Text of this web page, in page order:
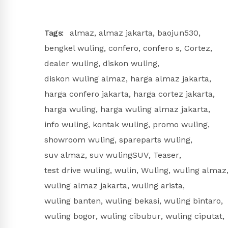
Tags: almaz, almaz jakarta, baojun530,
bengkel wuling, confero, confero s, Cortez,
dealer wuling, diskon wuling,
diskon wuling almaz, harga almaz jakarta,
harga confero jakarta, harga cortez jakarta,
harga wuling, harga wuling almaz jakarta,
info wuling, kontak wuling, promo wuling,
showroom wuling, spareparts wuling,
suv almaz, suv wulingSUV, Teaser,
test drive wuling, wulin, Wuling, wuling almaz,
wuling almaz jakarta, wuling arista,
wuling banten, wuling bekasi, wuling bintaro,
wuling bogor, wuling cibubur, wuling ciputat,